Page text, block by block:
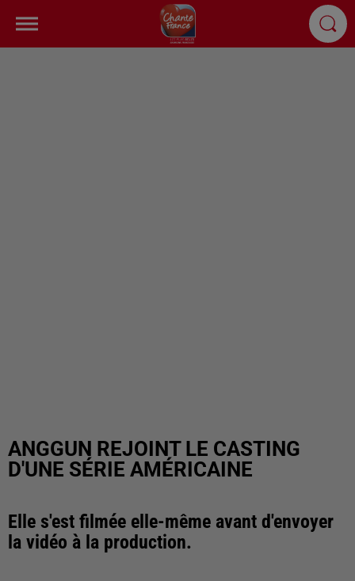
ANGGUN REJOINT LE CASTING
D'UNE SÉRIE AMÉRICAINE
Elle s'est filmée elle-même avant d'envoyer
la vidéo à la production.